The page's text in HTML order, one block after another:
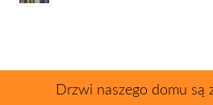
Drzwi naszego domu są